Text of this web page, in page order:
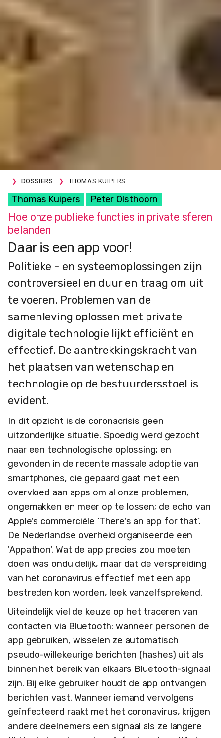
DOSSIERS THOMAS KUIPERS
Thomas Kuipers Peter Olsthoorn
Hoe onze publieke functies in private sferen
belanden
Daar is een app voor!
Politieke - en systeemoplossingen zijn
controversieel en duur en traag om uit
te voeren. Problemen van de
samenleving oplossen met private
digitale technologie lijkt efficiënt en
effectief. De aantrekkingskracht van
het plaatsen van wetenschap en
technologie op de bestuurdersstoel is
evident.
In dit opzicht is de coronacrisis geen
uitzonderlijke situatie. Spoedig werd gezocht
naar een technologische oplossing; en
gevonden in de recente massale adoptie van
smartphones, die gepaard gaat met een
overvloed aan apps om al onze problemen,
ongemakken en meer op te lossen; de echo van
Apple's commerciële ‘There's an app for that’.
De Nederlandse overheid organiseerde een
'Appathon'. Wat de app precies zou moeten
doen was onduidelijk, maar dat de verspreiding
van het coronavirus effectief met een app
bestreden kon worden, leek vanzelfsprekend.
Uiteindelijk viel de keuze op het traceren van
contacten via Bluetooth: wanneer personen de
app gebruiken, wisselen ze automatisch
pseudo-willekeurige berichten (hashes) uit als
binnen het bereik van elkaars Bluetooth-signaal
zijn. Bij elke gebruiker houdt de app ontvangen
berichten vast. Wanneer iemand vervolgens
geïnfecteerd raakt met het coronavirus, krijgen
andere deelnemers een signaal als ze langere